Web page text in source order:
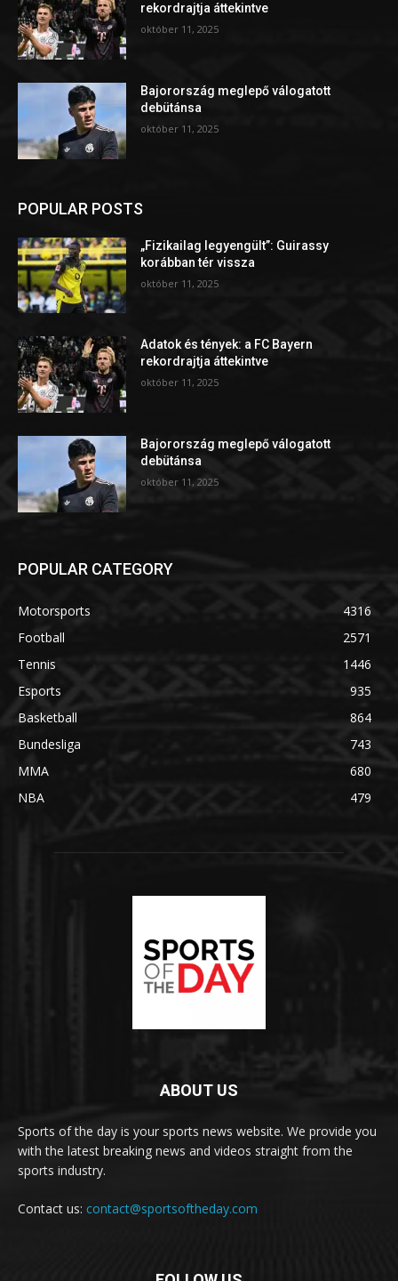
rekordrajtja áttekintve
október 11, 2025
Bajorország meglepő válogatott
debütánsa
október 11, 2025
POPULAR POSTS
„Fizikailag legyengült”: Guirassy
korábban tér vissza
október 11, 2025
Adatok és tények: a FC Bayern
rekordrajtja áttekintve
október 11, 2025
Bajorország meglepő válogatott
debütánsa
október 11, 2025
POPULAR CATEGORY
Motorsports
4316
Football
2571
Tennis
1446
Esports
935
Basketball
864
Bundesliga
743
MMA
680
NBA
479
ABOUT US
Sports of the day is your sports news website. We provide you
with the latest breaking news and videos straight from the
sports industry.
Contact us: contact@sportsoftheday.com